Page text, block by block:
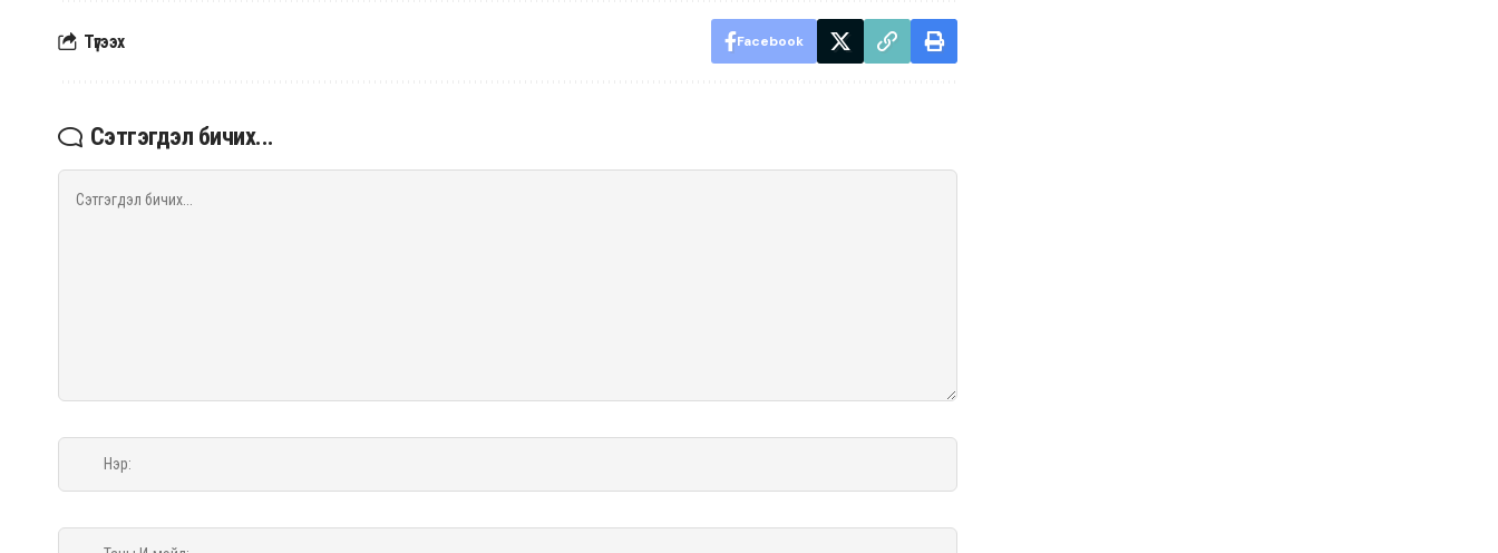
Түгээх Facebook
Сэтгэгдэл бичих...